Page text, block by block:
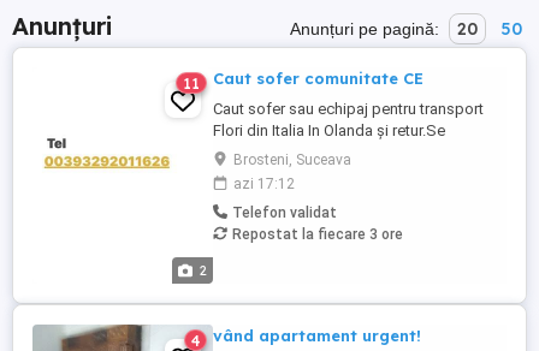
Anunțuri Anunțuri pe pagină: 20 50
2
11 Caut sofer comunitate CE
Caut sofer sau echipaj pentru transport
Flori din Italia In Olanda și retur.Se
lucrează doar in echipaj Mai multe detalii
la nr sau la adresa de email
Brosteni, Suceava
azi 17:12
Telefon validat
Repostat la fiecare 3 ore
4 vând apartament urgent!